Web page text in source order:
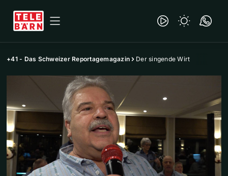
+41 - Das Schweizer Reportagemagazin Der singende Wirt